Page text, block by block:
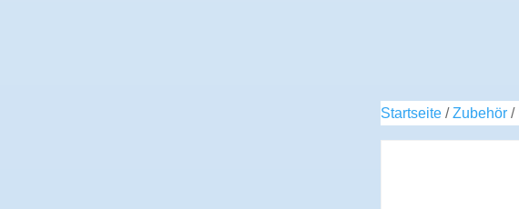
Startseite/Zubehör/